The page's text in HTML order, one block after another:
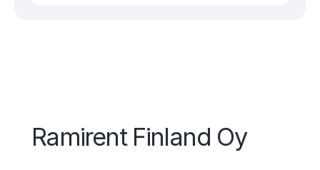
Ramirent Finland Oy